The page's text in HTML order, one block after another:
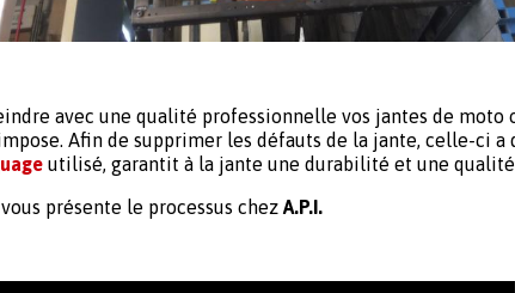
avec une qualité professionnelle vos jantes de moto
Afin de supprimer les défauts de la jante, celle-ci a
utilisé, garantit à la jante une durabilité et une
présente le processus chez A.P.I.